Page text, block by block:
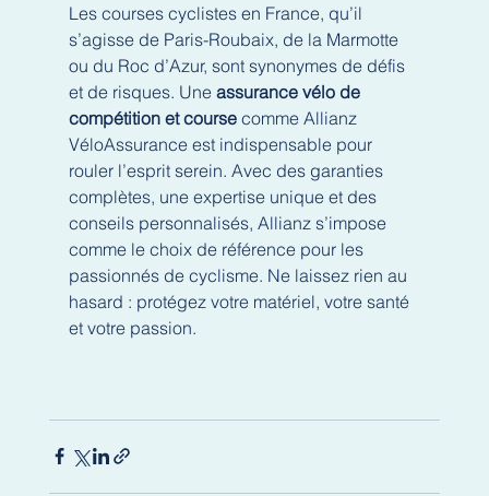
Les courses cyclistes en France, qu’il
s’agisse de Paris-Roubaix, de la Marmotte
ou du Roc d’Azur, sont synonymes de défis
et de risques. Une assurance vélo de
compétition et course comme Allianz
VéloAssurance est indispensable pour
rouler l’esprit serein. Avec des garanties
complètes, une expertise unique et des
conseils personnalisés, Allianz s’impose
comme le choix de référence pour les
passionnés de cyclisme. Ne laissez rien au
hasard : protégez votre matériel, votre santé
et votre passion.